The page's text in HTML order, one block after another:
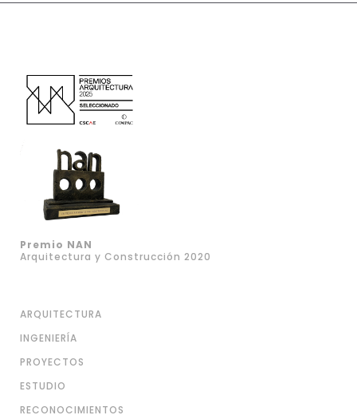
Premio NAN
Arquitectura y Construcción 2020
ARQUITECTURA
INGENIERÍA
PROYECTOS
ESTUDIO
RECONOCIMIENTOS